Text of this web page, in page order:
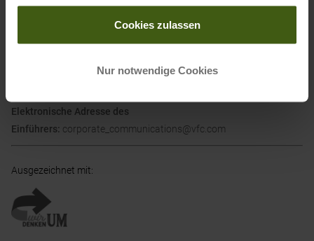
gesammelt haben.
Cookies zulassen
Nur notwendige Cookies
Postanschrift des Einführers:Walter-Gropius-Straße 23, 80807,
Elektronische Adresse des
Einführers: corporate_communications@vfc.com
Ausgezeichnet mit: